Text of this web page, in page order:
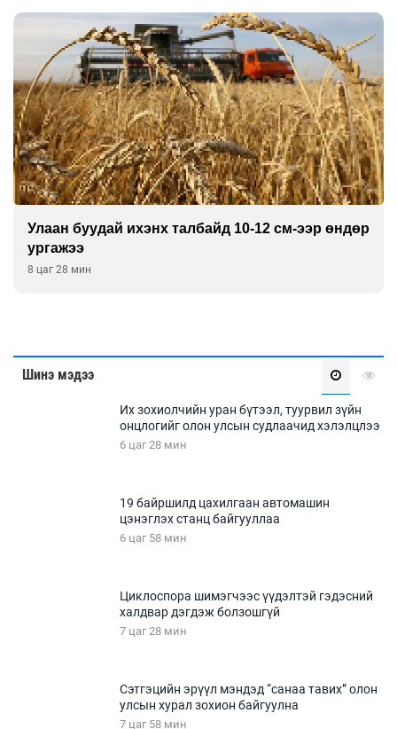
Улаан буудай ихэнх талбайд 10-12 см-ээр өндөр
ургажээ
8 цаг 28 мин
Шинэ мэдээ
Их зохиолчийн уран бүтээл, туурвил зүйн
онцлогийг олон улсын судлаачид хэлэлцлээ
6 цаг 28 мин
19 байршилд цахилгаан автомашин
цэнэглэх станц байгууллаа
6 цаг 58 мин
Циклоспора шимэгчээс үүдэлтэй гэдэсний
халдвар дэгдэж болзошгүй
7 цаг 28 мин
Сэтгэцийн эрүүл мэндэд “санаа тавих” олон
улсын хурал зохион байгуулна
7 цаг 58 мин